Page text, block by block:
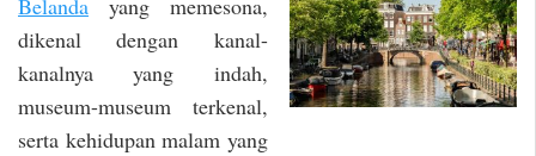
dikenal dengan kanal-
kanalnya yang indah,
museum-museum terkenal,
serta kehidupan malam yang